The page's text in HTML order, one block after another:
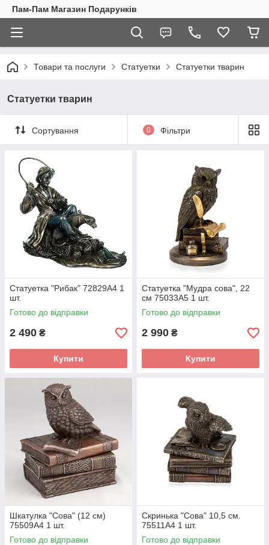
Пам-Пам Магазин Подарунків
Товари та послуги Статуетки Статуетки тварин
Статуетки тварин
Сортування 0 Фільтри
Статуетка "Рибак" 72829A4 1
шт.
Готово до відправки
2 490 ₴
Купити
Статуетка "Мудра сова", 22
см 75033A5 1 шт.
Готово до відправки
2 990 ₴
Купити
Шкатулка "Сова" (12 см)
75509A4 1 шт.
Готово до відправки
Скринька "Сова" 10,5 см.
75511A4 1 шт.
Готово до відправки